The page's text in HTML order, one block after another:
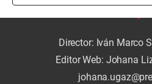
Director: Iván Marco
Editor Web: Johana